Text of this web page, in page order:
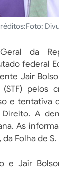
Foto:
da
federal
Jair
(STF) pelos
e tentativa
A
As
Folha de S.
e Jair